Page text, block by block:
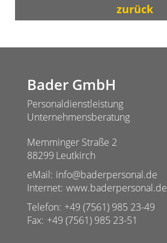
zurück
Bader GmbH
Personaldienstleistung
Unternehmensberatung
Memminger Straße 2
88299 Leutkirch
eMail: info@baderpersonal.de
Internet: www.baderpersonal.de
Telefon: +49 (7561) 985 23-49
Fax: +49 (7561) 985 23-51